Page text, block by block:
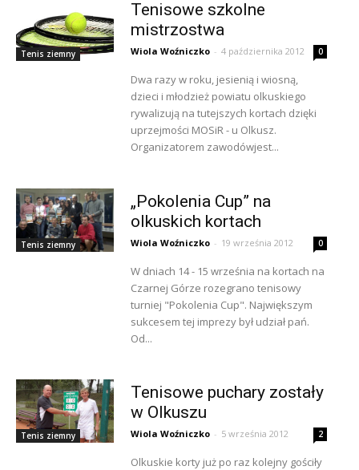
Tenis ziemny
Tenisowe szkolne
mistrzostwa
Wiola Woźniczko - 4 października 2012 0
Dwa razy w roku, jesienią i wiosną,
dzieci i młodzież powiatu olkuskiego
rywalizują na tutejszych kortach dzięki
uprzejmości MOSiR - u Olkusz.
Organizatorem zawodówjest...
Tenis ziemny
„Pokolenia Cup” na
olkuskich kortach
Wiola Woźniczko - 19 września 2012 0
W dniach 14 - 15 września na kortach na
Czarnej Górze rozegrano tenisowy
turniej "Pokolenia Cup". Największym
sukcesem tej imprezy był udział pań.
Od...
Tenis ziemny
Tenisowe puchary zostały
w Olkuszu
Wiola Woźniczko - 5 września 2012 2
Olkuskie korty już po raz kolejny gościły